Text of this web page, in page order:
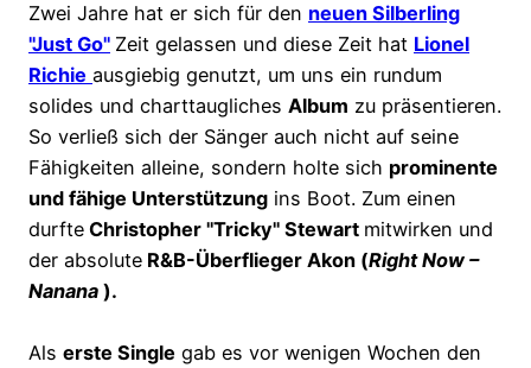
Zwei Jahre hat er sich für den neuen Silberling
"Just Go" Zeit gelassen und diese Zeit hat Lionel
Richie ausgiebig genutzt, um uns ein rundum
solides und charttaugliches Album zu präsentieren.
So verließ sich der Sänger auch nicht auf seine
Fähigkeiten alleine, sondern holte sich prominente
und fähige Unterstützung ins Boot. Zum einen
durfte Christopher "Tricky" Stewart mitwirken und
der absolute R&B-Überflieger Akon (Right Now –
Nanana ).
Als erste Single gab es vor wenigen Wochen den